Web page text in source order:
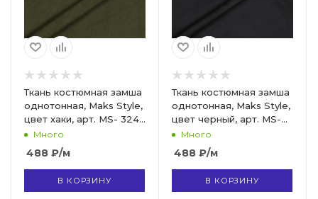
Ткань костюмная замша
однотонная, Maks Style,
цвет хаки, арт. MS- 3248
D-3Много
488 ₽/м
В КОРЗИНУ
Ткань костюмная замша
однотонная, Maks Style,
цвет черный, арт. MS-
3248 D-12
Много
488 ₽/м
В КОРЗИНУ